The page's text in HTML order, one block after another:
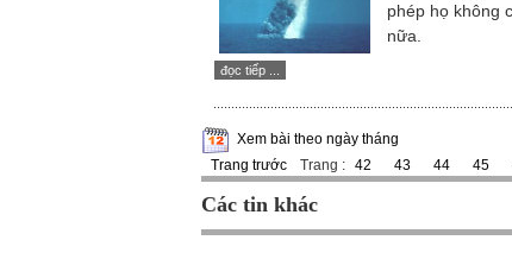
phép họ không
nữa.
đọc tiếp ...
Xem bài theo ngày tháng
Trang trước
Trang : 42 43 44 45
Các tin khác